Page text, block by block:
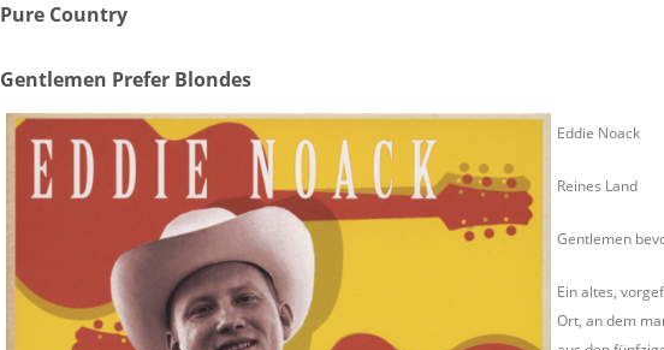
Pure Country
Gentlemen Prefer Blondes
Eddie Noack
Reines Land
Gentlemen
Ein altes,
Ort, an dem